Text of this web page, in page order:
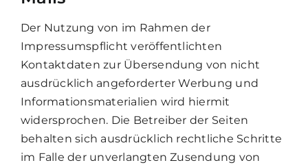
Der Nutzung von im Rahmen der
Impressumspflicht veröffentlichten
Kontaktdaten zur Übersendung von nicht
ausdrücklich angeforderter Werbung und
Informationsmaterialien wird hiermit
widersprochen. Die Betreiber der Seiten
behalten sich ausdrücklich rechtliche Schritte
im Falle der unverlangten Zusendung von